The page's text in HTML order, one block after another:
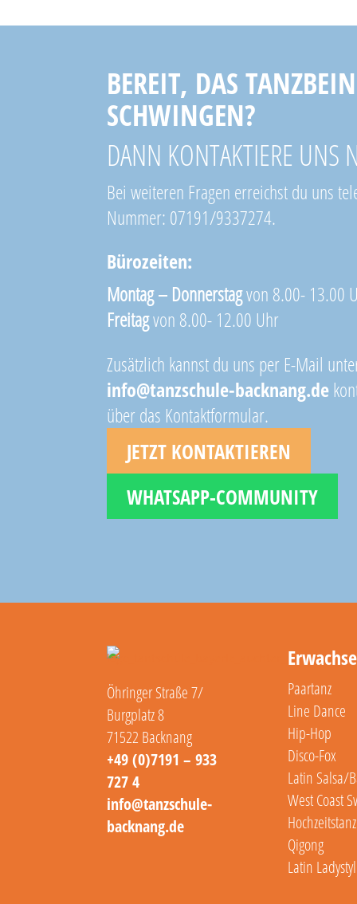
BEREIT, DAS
SCHWINGEN?
DANN KONTAKTIERE UNS
Bei weiteren Fragen erreichst du uns
Nummer: 07191/9337274.
Bürozeiten:
Montag – Donnerstagvon 8.00- 13.00
Freitagvon 8.00- 12.00 Uhr
Zusätzlich kannst du uns per E-Mail
info@tanzschule-backnang.de
über das Kontaktformular.
JETZT KONTAKTIEREN
WHATSAPP-COMMUNITY
Öhringer Straße 7/
Burgplatz 8
71522 Backnang
+49 (0)7191 – 933
727 4
info@tanzschule-
backnang.de
Paartanz
Line Dance
Hip-Hop
Disco-Fox
Latin Salsa/
West Coast
Hochzeitstanz
Qigong
Latin